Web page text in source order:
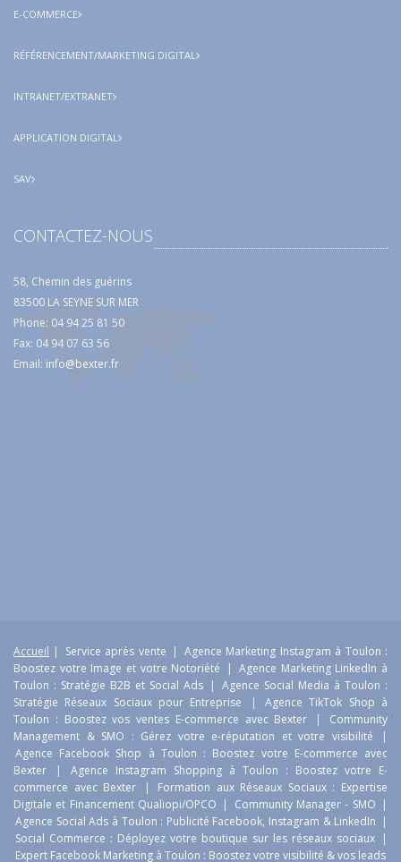
E-COMMERCE
RÉFÉRENCEMENT/MARKETING DIGITAL
INTRANET/EXTRANET
APPLICATION DIGITAL
SAV
CONTACTEZ-NOUS
58, Chemin des guérins
83500 LA SEYNE SUR MER
Phone: 04 94 25 81 50
Fax: 04 94 07 63 56
Email: info@bexter.fr
Accueil | Service après vente | Agence Marketing Instagram à Toulon :
Boostez votre Image et votre Notoriété
| Agence Marketing LinkedIn à
Toulon : Stratégie B2B et Social Ads | Agence Social Media à Toulon :
Stratégie Réseaux Sociaux pour Entreprise
|
Agence TikTok Shop à
Toulon : Boostez vos ventes E-commerce avec Bexter
|
Community
Management & SMO : Gérez votre e-réputation et votre visibilité
|
Agence Facebook Shop à Toulon : Boostez votre E-commerce avec
Bexter
|
Agence Instagram Shopping à Toulon : Boostez votre E-
commerce avec Bexter
|
Formation aux Réseaux Sociaux : Expertise
Digitale et Financement Qualiopi/OPCO | Community Manager - SMO |
Agence Social Ads à Toulon : Publicité Facebook, Instagram & LinkedIn |
Social Commerce : Déployez votre boutique sur les réseaux sociaux |
Expert Facebook Marketing à Toulon : Boostez votre visibilité & vos leads